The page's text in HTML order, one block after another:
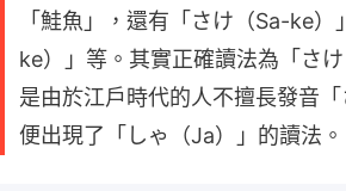
「鮭魚」，還有「さけ（Sa-ke
ke）」等。其實正確讀法為「さ
是由於江戶時代的人不擅長發音
便出現了「しゃ（Ja）」的讀法。